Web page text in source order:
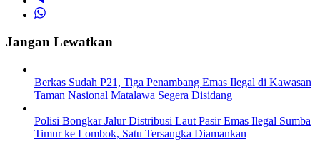
Jangan Lewatkan
Berkas Sudah P21, Tiga Penambang Emas Ilegal di Kawasan
Taman Nasional Matalawa Segera Disidang
Polisi Bongkar Jalur Distribusi Laut Pasir Emas Ilegal Sumba
Timur ke Lombok, Satu Tersangka Diamankan